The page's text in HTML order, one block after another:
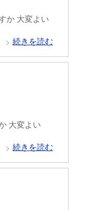
か 大変よい
続きを読む
大変よい
続きを読む